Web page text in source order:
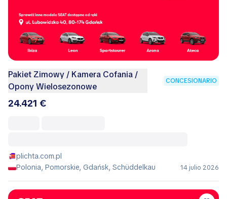
Pakiet Zimowy / Kamera Cofania /
Opony Wielosezonowe
CONCESIONARIO
24.421 €
plichta.com.pl
Polonia, Pomorskie, Gdańsk, Schüddelkau
14 julio 2026